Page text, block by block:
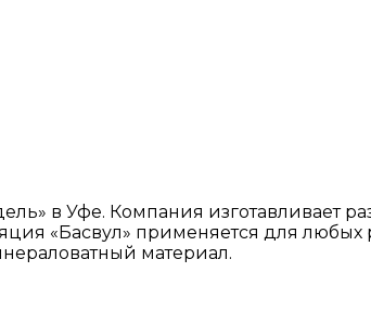
в Уфе. Компания изготавливает
«Басвул» применяется для
материал.